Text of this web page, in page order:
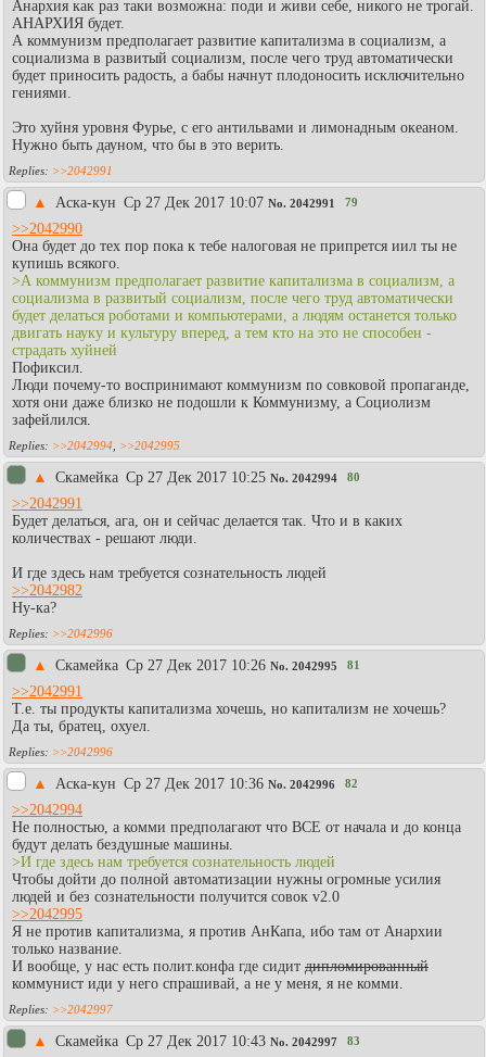
Анархия как раз таки возможна: поди и живи себе, никого не трогай.
АНАРХИЯ будет.
А коммунизм предполагает развитие капитализма в социализм, а
социализма в развитый социализм, после чего труд автоматически
будет приносить радость, а бабы начнут плодоносить исключительно
гениями.
Это хуйня уровня Фурье, с его антильвами и лимонадным океаном.
Нужно быть дауном, что бы в это верить.
>>2042991
▲ Аска-кун Ср 27 Дек 2017 10:07 No. 2042991 79
>>2042990
Она будет до тех пор пока к тебе налоговая не припрется иил ты не
купишь всякого.
>А коммунизм предполагает развитие капитализма в социализм, а
социализма в развитый социализм, после чего труд автоматически
будет делаться роботами и компьютерами, а людям останется только
двигать науку и культуру вперед, а тем кто на это не способен -
страдать хуйней
Пофиксил.
Люди почему-то воспринимают коммунизм по совковой пропаганде,
хотя они даже близко не подошли к Коммунизму, а Социолизм
зафейлился.
>>2042994 >>2042995
▲ Скамейка Ср 27 Дек 2017 10:25 No. 2042994 80
>>2042991
Будет делаться, ага, он и сейчас делается так. Что и в каких
количествах - решают люди.
И где здесь нам требуется сознательность людей
>>2042982
Ну-ка?
>>2042996
▲ Скамейка Ср 27 Дек 2017 10:26 No. 2042995 81
>>2042991
Т.е. ты продукты капитализма хочешь, но капитализм не хочешь?
Да ты, братец, охуел.
>>2042996
▲ Аска-кун Ср 27 Дек 2017 10:36 No. 2042996 82
>>2042994
Не полностью, а комми предполагают что ВСЕ от начала и до конца
будут делать бездушные машины.
>И где здесь нам требуется сознательность людей
Чтобы дойти до полной автоматизации нужны огромные усилия
людей и без сознательности получится совок v2.0
>>2042995
Я не против капитализма, я против АнКапа, ибо там от Анархии
только название.
И вообще, у нас есть полит.конфа где сидит дипломированный
коммунист иди у него спрашивай, а не у меня, я не комми.
>>2042997
▲ Скамейка Ср 27 Дек 2017 10:43 No. 2042997 83